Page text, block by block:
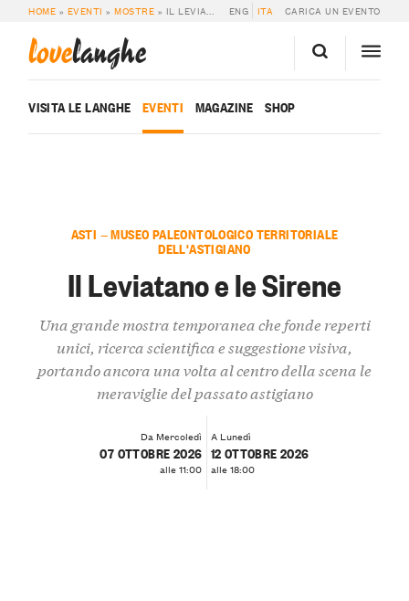
HOME » EVENTI »MOSTRE » IL LEVIATANO E LE SIRENE ENG ITA CARICA UN EVENTO
lovelanghe
VISITA LE LANGHE EVENTI MAGAZINE SHOP
ASTI — MUSEO PALEONTOLOGICO TERRITORIALE
DELL'ASTIGIANO
Il Leviatano e le Sirene
Una grande mostra temporanea che fonde reperti
unici, ricerca scientifica e suggestione visiva,
portando ancora una volta al centro della scena le
meraviglie del passato astigiano
Da Mercoledì
07 OTTOBRE 2026
alle 11:00
A Lunedì
12 OTTOBRE 2026
alle 18:00